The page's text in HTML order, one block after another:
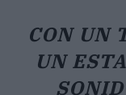
CON UN
UN